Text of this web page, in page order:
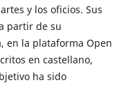
y los oficios. Sus
partir de su
en la plataforma Open
en castellano,
ha sido